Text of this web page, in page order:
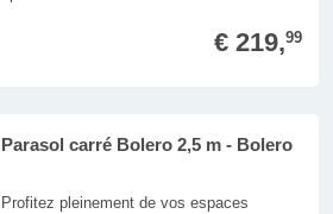
€ 219,99
Parasol carré Bolero 2,5 m - Bolero
Profitez pleinement de vos espaces